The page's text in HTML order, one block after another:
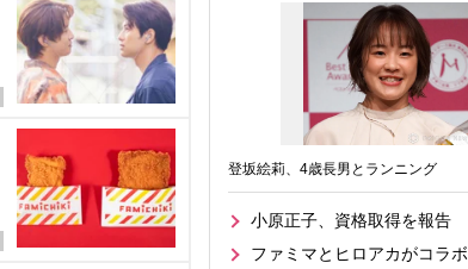
登坂絵莉、4歳長男とランニング
小原正子、資格取得を報告
ファミマとヒロアカがコラボ